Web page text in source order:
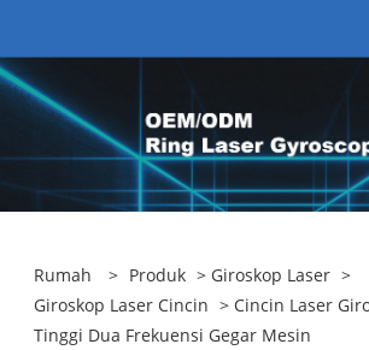
Rumah > Produk > Giroskop Laser >
Giroskop Laser Cincin > Cincin Laser
Tinggi Dua Frekuensi Gegar Mesin